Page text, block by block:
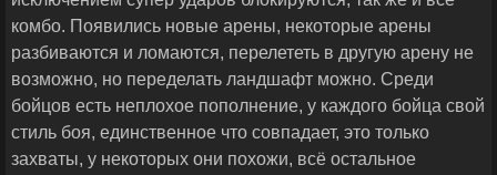
комбо. Появились новые арены, некоторые арены
разбиваются и ломаются, перелететь в другую арену не
возможно, но переделать ландшафт можно. Среди
бойцов есть неплохое пополнение, у каждого бойца свой
стиль боя, единственное что совпадает, это только
захваты, у некоторых они похожи, всё остальное